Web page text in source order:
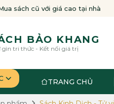
sách cũ với giá cao tại nhà
BẢO KHANG
gìn tri thức - Kết nối giá trị
TRANG CHỦ